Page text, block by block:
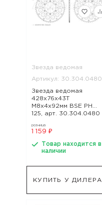
Звезда ведомая
Артикул: 30.304.0480
Звезда ведомая
428x76x43Т
М8х4х92мм BSE PH
125, арт. 30.304.0480
розница
1 159 ₽
Товар находится в
наличии
КУПИТЬ У ДИЛЕРА